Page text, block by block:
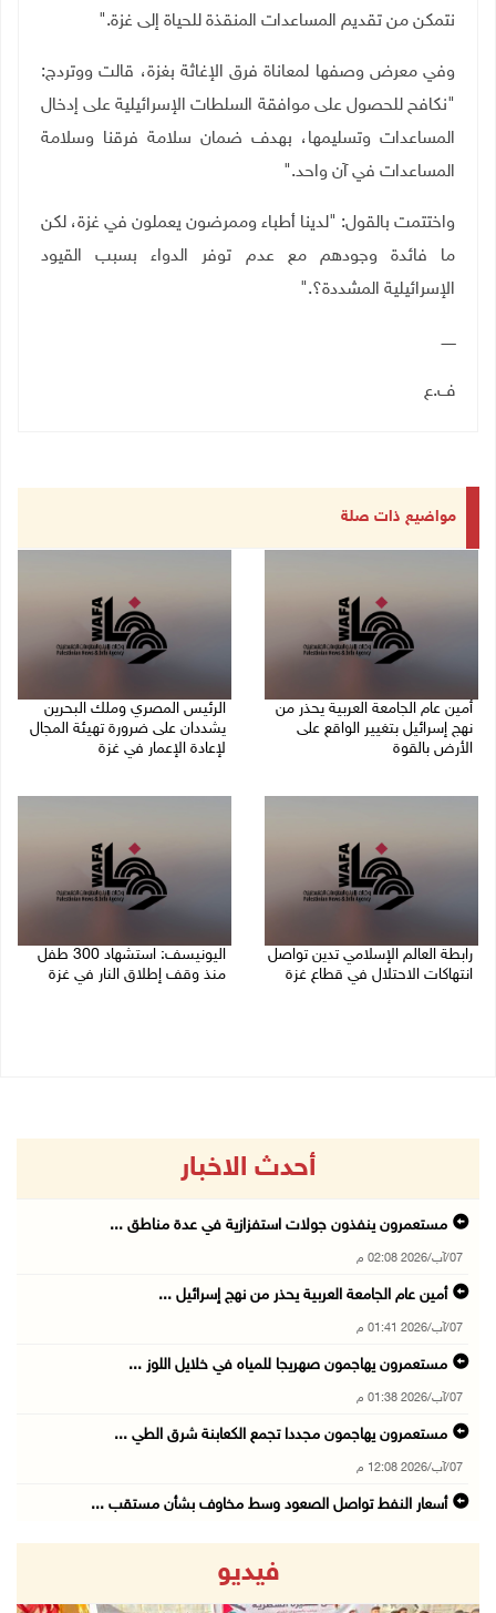
نتمكن من تقديم المساعدات المنقذة للحياة إلى غزة".
وفي معرض وصفها لمعاناة فرق الإغاثة بغزة، قالت ووتردج:
"نكافح للحصول على موافقة السلطات الإسرائيلية على إدخال
المساعدات وتسليمها، بهدف ضمان سلامة فرقنا وسلامة
المساعدات في آن واحد".
واختتمت بالقول: "لدينا أطباء وممرضون يعملون في غزة، لكن
ما فائدة وجودهم مع عدم توفر الدواء بسبب القيود
الإسرائيلية المشددة؟".
ــــــ
ف.ع
مواضيع ذات صلة
أمين عام الجامعة العربية يحذر من
نهج إسرائيل بتغيير الواقع على
الأرض بالقوة
الرئيس المصري وملك البحرين
يشددان على ضرورة تهيئة المجال
لإعادة الإعمار في غزة
رابطة العالم الإسلامي تدين تواصل
انتهاكات الاحتلال في قطاع غزة
اليونيسف: استشهاد 300 طفل
منذ وقف إطلاق النار في غزة
أحدث الاخبار
مستعمرون ينفذون جولات استفزازية في عدة مناطق ...
07/آب/2026 02:08 م
أمين عام الجامعة العربية يحذر من نهج إسرائيل ...
07/آب/2026 01:41 م
مستعمرون يهاجمون صهريجا للمياه في خلايل اللوز ...
07/آب/2026 01:38 م
مستعمرون يهاجمون مجددا تجمع الكعابنة شرق الطي ...
07/آب/2026 12:08 م
أسعار النفط تواصل الصعود وسط مخاوف بشأن مستقب ...
الذهب يتجه لأفضل أداء أسبوعي منذ كانون الثاني
07/آب/2026 10:12 ص
فيديو